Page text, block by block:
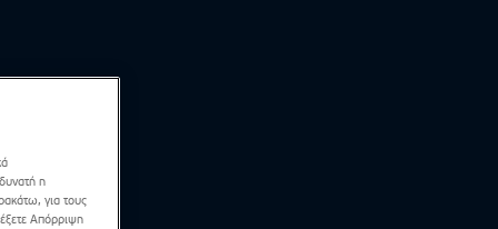
η
για τους
Απόρριψη